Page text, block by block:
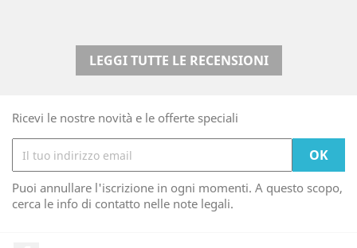
LEGGI TUTTE LE RECENSIONI
Ricevi le nostre novità e le offerte speciali
Puoi annullare l'iscrizione in ogni momenti. A questo scopo,
cerca le info di contatto nelle note legali.